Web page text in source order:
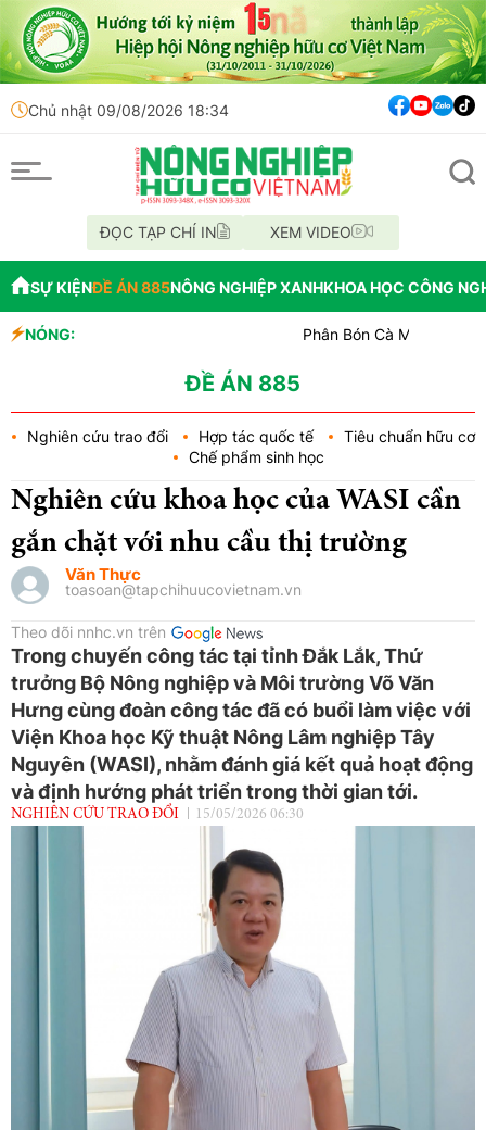
Chủ nhật 09/08/2026 18:34
ĐỌC TẠP CHÍ IN XEM VIDEO
SỰ KIỆNĐỀ ÁN 885NÔNG NGHIỆP XANHKHOA HỌC CÔNG
NÓNG:
Phân Bón Cà Mau đồng hành với
Mùa xanh trên cánh đồng Mường
ĐỀ ÁN 885
Nghiên cứu trao đổi Hợp tác quốc tế
Tiêu chuẩn hữu cơ
Chế phẩm sinh học
Nghiên cứu khoa học của WASI cần
gắn chặt với nhu cầu thị trường
Văn Thực
toasoan@tapchihuucovietnam.vn
Theo dõi nnhc.vn trên
Trong chuyến công tác tại tỉnh Đắk Lắk, Thứ
trưởng Bộ Nông nghiệp và Môi trường Võ Văn
Hưng cùng đoàn công tác đã có buổi làm việc với
Viện Khoa học Kỹ thuật Nông Lâm nghiệp Tây
Nguyên (WASI), nhằm đánh giá kết quả hoạt động
và định hướng phát triển trong thời gian tới.
NGHIÊN CỨU TRAO ĐỔI 15/05/2026 06:30